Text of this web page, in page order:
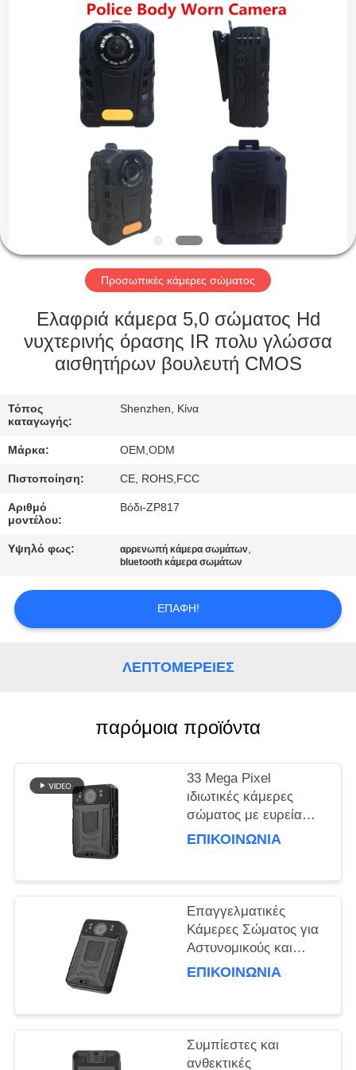
ΠΡΟΪΌΝΤΑ
ΕΚΠΟΜΠΉ
VR
ΣΧΕΤΙΚΆ
ΜΕ
ΕΜΆΣ
ΕΠΙΣΚΈΨΕΙΣ
ΣΤΟ
ΈΛΕΓΧΟΣ
ΠΟΙΌΤΗΤΑΣ
ΕΠΙΚΟΙΝΩΝΉΣΤΕ
ΜΑΖΊ
ΥΠΟΘΈΣΕΙΣ
ΖΗΤΉΣΤΕ
ΜΙΑ
ΠΡΟΣΦΟΡΆ
SITEMAP
ΠΟΛΙΤΙΚΉ
ΑΠΟΡΡΉΤΟΥ
Προσωπικές κάμερες σώματος
Ελαφριά κάμερα 5,0 σώματος Hd
νυχτερινής όρασης IR πολυ γλώσσα
αισθητήρων βουλευτή CMOS
Τόπος
καταγωγής:
Shenzhen, Κίνα
Μάρκα: OEM,ODM
Πιστοποίηση: CE, ROHS,FCC
Αριθμό
μοντέλου:
Βόδι-ZP817
Υψηλό φως: αρρενωπή κάμερα σωμάτων,
bluetooth κάμερα σωμάτων
ΕΠΑΦΉ!
ΛΕΠΤΟΜΈΡΕΙΕΣ
παρόμοια προϊόντα
33 Mega Pixel
ιδιωτικές κάμερες
σώματος με ευρεία
γωνία 150 μοίρες
ΕΠΙΚΟΙΝΩΝΊΑ
Επαγγελματικές
Κάμερες Σώματος για
Αστυνομικούς και
Προσωπικό Ασφαλείας
ΕΠΙΚΟΙΝΩΝΊΑ
Συμπίεστες και
ανθεκτικές